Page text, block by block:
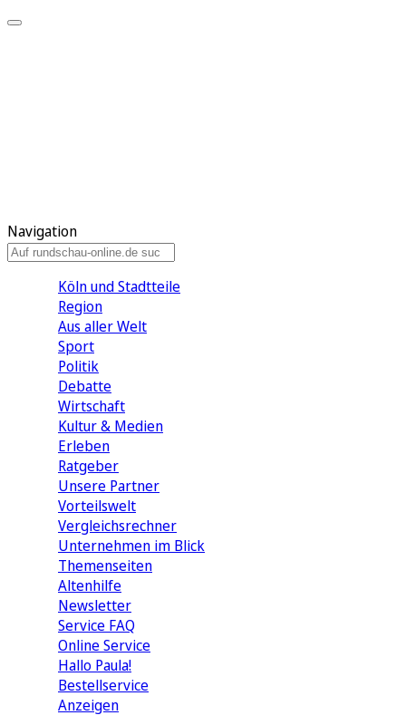
Navigation
Köln und Stadtteile
Region
Aus aller Welt
Sport
Politik
Debatte
Wirtschaft
Kultur & Medien
Erleben
Ratgeber
Unsere Partner
Vorteilswelt
Vergleichsrechner
Unternehmen im Blick
Themenseiten
Altenhilfe
Newsletter
Service FAQ
Online Service
Hallo Paula!
Bestellservice
Anzeigen